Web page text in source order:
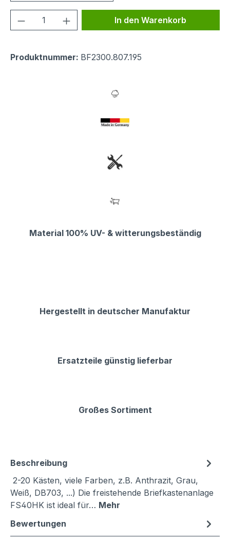
Produkt Anzahl: Gib denIn den Warenkorb
Produktnummer: BF2300.807.195
Material 100% UV- & witterungsbeständig
Hergestellt in deutscher Manufaktur
Ersatzteile günstig lieferbar
Großes Sortiment
Beschreibung
2-20 Kästen, viele Farben, z.B. Anthrazit, Grau,
Weiß, DB703, ...) Die freistehende Briefkastenanlage
FS40HK ist ideal für… Mehr
Bewertungen